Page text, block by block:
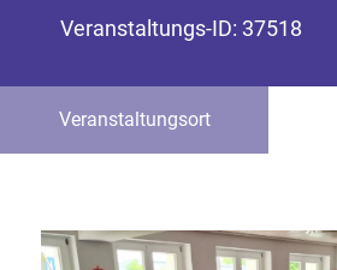
Veranstaltungs-ID: 37518
Veranstaltungsort